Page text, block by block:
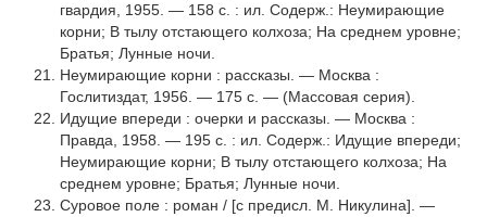
гвардия, 1955. — 158 с. : ил. Содерж.: Неумирающие
корни; В тылу отстающего колхоза; На среднем уровне;
Братья; Лунные ночи.
Неумирающие корни : рассказы. — Москва :
Гослитиздат, 1956. — 175 с. — (Массовая серия).
Идущие впереди : очерки и рассказы. — Москва :
Правда, 1958. — 195 с. : ил. Содерж.: Идущие впереди;
Неумирающие корни; В тылу отстающего кол­хоза; На
среднем уровне; Братья; Лунные ночи.
Суровое поле : роман / [с предисл. М. Никулина]. —